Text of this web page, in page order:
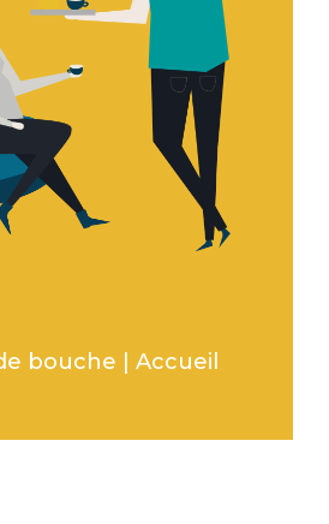
bouche | Accueil